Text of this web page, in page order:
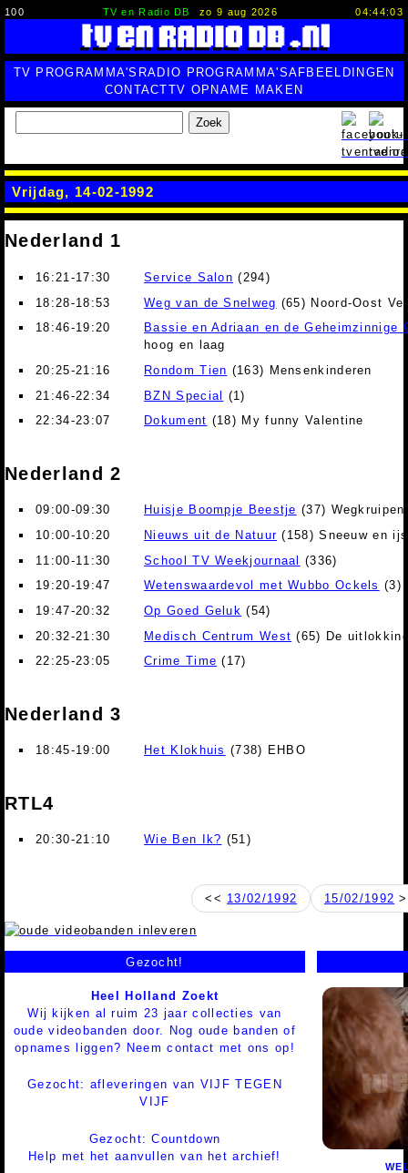
100 TV en Radio DB zo 9 aug 2026 04:44:04
TV PROGRAMMA'S RADIO PROGRAMMA'SAFBEELDINGEN
CONTACTTV OPNAME MAKEN
Zoek
Vrijdag, 14-02-1992
Nederland 1
16:21-17:30 Service Salon (294)
18:28-18:53
Weg van de Snelweg (65) Noord-Oost
18:46-19:20
Bassie en Adriaan en de Geheimzinnige
hoog en laag
20:25-21:16
Rondom Tien (163) Mensenkinderen
21:46-22:34
BZN Special (1)
22:34-23:07
Dokument (18) My funny Valentine
Nederland 2
09:00-09:30 Huisje Boompje Beestje (37)
10:00-10:20
Nieuws uit de Natuur (158) Sneeuw en ijs
11:00-11:30
School TV Weekjournaal (336)
19:20-19:47
Wetenswaardevol met Wubbo Ockels (3)
19:47-20:32
Op Goed Geluk (54)
20:32-21:30
Medisch Centrum West (65) De
22:25-23:05
Crime Time (17)
Nederland 3
18:45-19:00 Het Klokhuis (738) EHBO
RTL4
20:30-21:10 Wie Ben Ik? (51)
<< 13/02/1992 15/02/1992
Gezocht!
Heel Holland Zoekt
Wij kijken al ruim 23 jaar collecties van
oude videobanden door. Nog oude banden of
opnames liggen? Neem contact met ons op!
Gezocht: afleveringen van VIJF TEGEN
VIJF
Gezocht: Countdown
Help met het aanvullen van het archief!